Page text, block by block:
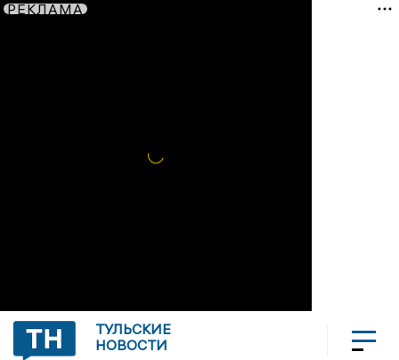
РЕКЛАМА
ТУЛЬСКИЕ
НОВОСТИ